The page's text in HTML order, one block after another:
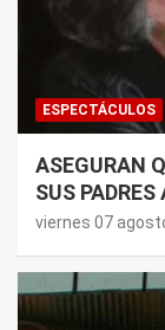
ESPECTÁCULOS
ASEGURAN
SUS
DE PAUL:
viernes 07